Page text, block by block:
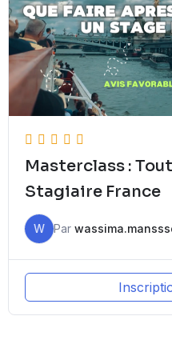
Masterclass :
Stagiaire France
W Par